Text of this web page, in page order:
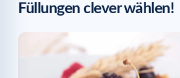
Füllungen clever wählen!